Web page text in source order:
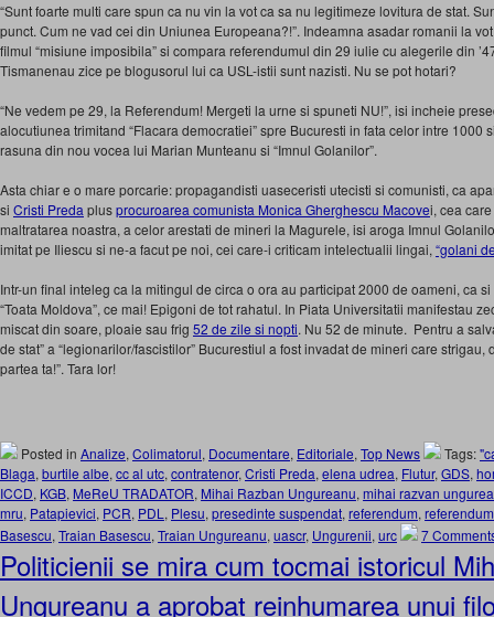
“Sunt foarte multi care spun ca nu vin la vot ca sa nu legitimeze lovitura de stat.
punct. Cum ne vad cei din Uniunea Europeana?!”. Indeamna asadar romanii la
filmul “misiune imposibila” si compara referendumul din 29 iulie cu alegerile din
Tismanenau zice pe blogusorul lui ca USL-istii sunt nazisti. Nu se pot hotari?
“Ne vedem pe 29, la Referendum! Mergeti la urne si spuneti NU!”, isi incheie
alocutiunea trimitand “Flacara democratiei” spre Bucuresti in fata celor intre 1000
rasuna din nou vocea lui Marian Munteanu si “Imnul Golanilor”.
Asta chiar e o mare porcarie: propagandisti uaseceristi utecisti si comunisti, ca
si Cristi Preda plusprocuroarea comunista Monica Gherghescu Macovei, cea
maltratarea noastra, a celor arestati de mineri la Magurele, isi aroga Imnul
imitat pe Iliescu si ne-a facut pe noi, cei care-i criticam intelectualii lingai, “golani
Intr-un final inteleg ca la mitingul de circa o ora au participat 2000 de oameni, ca
“Toata Moldova”, ce mai! Epigoni de tot rahatul. In Piata Universitatii manifestau
miscat din soare, ploaie sau frig 52 de zile si nopti. Nu 52 de minute. Pentru a
de stat” a “legionarilor/fascistilor” Bucurestiul a fost invadat de mineri care strigau,
partea ta!”. Tara lor!
Posted in Analize, Colimatorul, Documentare, Editoriale, Top News Tags:
Blaga, burtile albe, cc al utc, contratenor, Cristi Preda, elena udrea, Flutur, GDS,
ICCD, KGB, MeReU TRADATOR, Mihai Razban Ungureanu, mihai razvan
mru, Patapievici, PCR, PDL , Plesu, presedinte suspendat, referendum,
Basescu, Traian Basescu, Traian Ungureanu, uascr, Ungurenii, urc 7
Politicienii se mira cum tocmai istoricul
Ungureanu a aprobat reinhumarea unui